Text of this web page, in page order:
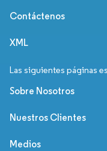
Contáctenos
XML
Las siguientes páginas
Sobre Nosotros
Nuestros Clientes
Medios